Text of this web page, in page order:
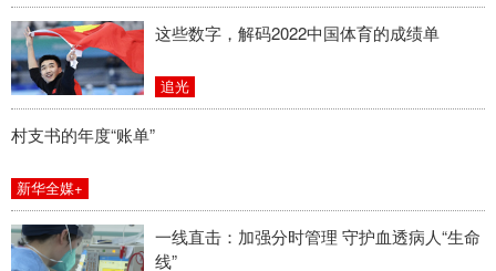
这些数字，解码2022中国体育的成绩单
追光
村支书的年度“账单”
新华全媒+
一线直击：加强分时管理 守护血透病人“生命
线”